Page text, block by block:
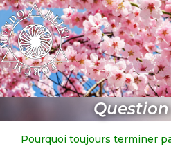
Question
Pourquoi toujours terminer